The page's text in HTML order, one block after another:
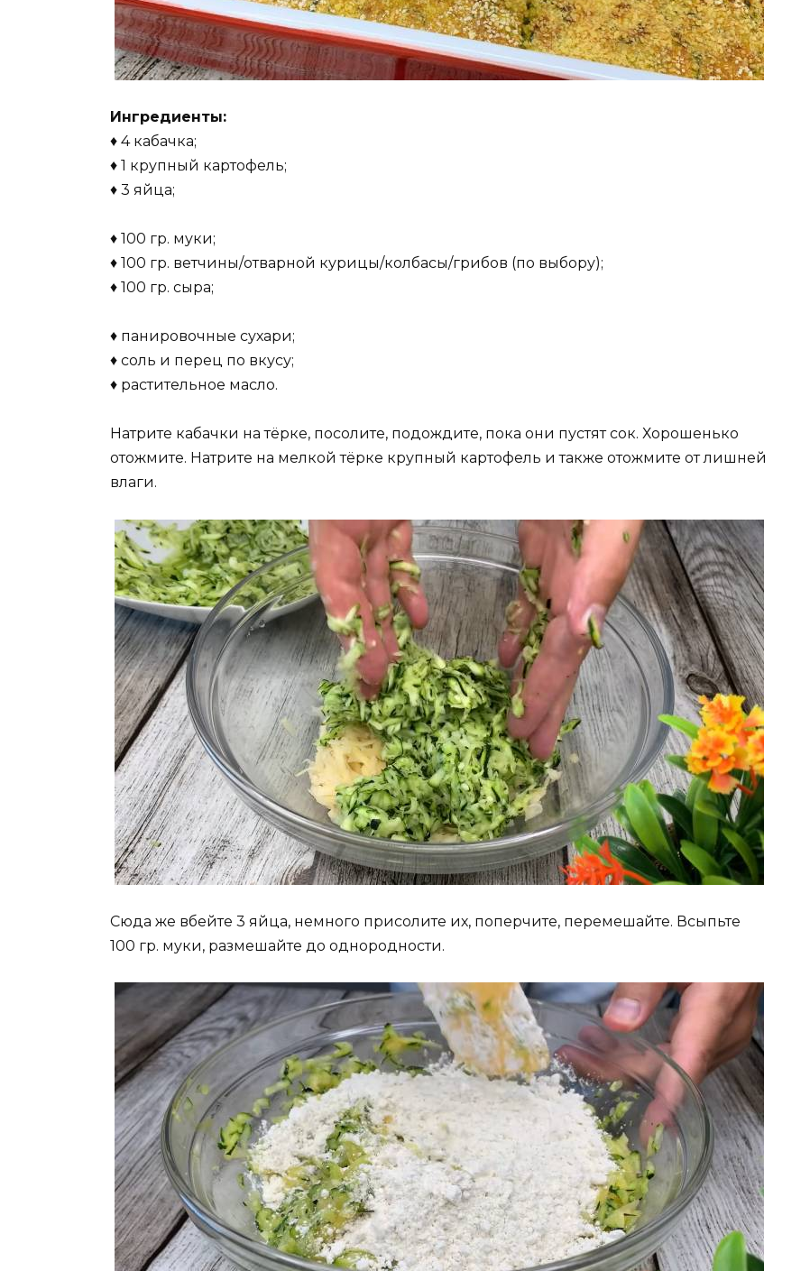
Ингредиенты:
♦ 4 кабачка;
♦ 1 крупный картофель;
♦ 3 яйца;
♦ 100 гр. муки;
♦ 100 гр. ветчины/отварной курицы/колбасы/грибов (по выбору);
♦ 100 гр. сыра;
♦ панировочные сухари;
♦ соль и перец по вкусу;
♦ растительное масло.
Натрите кабачки на тёрке, посолите, подождите, пока они пустят сок. Хорошенько
отожмите. Натрите на мелкой тёрке крупный картофель и также отожмите от лишней
влаги.
Сюда же вбейте 3 яйца, немного присолите их, поперчите, перемешайте. Всыпьте
100 гр. муки, размешайте до однородности.